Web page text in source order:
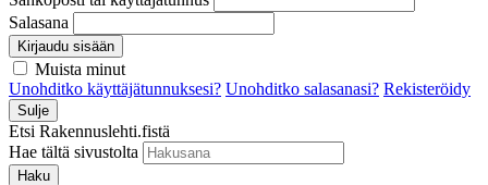
Salasana
Kirjaudu sisään
Muista minut
Unohditko käyttäjätunnuksesi? Unohditko salasanasi? Rekisteröidy
Sulje
Etsi Rakennuslehti.fistä
Hae tältä sivustolta
Haku